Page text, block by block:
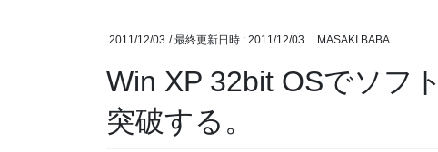
2011/12/03 / 最終更新日時 : 2011/12/03 MASAKI BABA
Win XP 32bit OSでソフ
突破する。